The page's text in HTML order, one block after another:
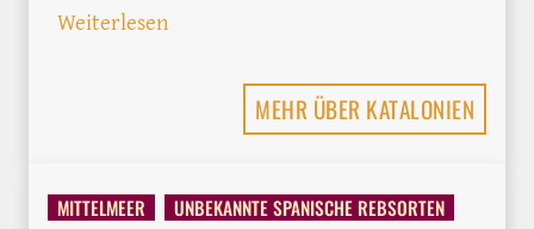
Weiterlesen: PIWIs in Spanien: Wie Josep Maria
MEHR ÜBER KATALONIEN
MITTELMEER UNBEKANNTE SPANISCHE REBSORTEN